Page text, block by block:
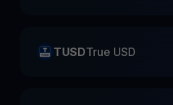
TUSDTrue USD